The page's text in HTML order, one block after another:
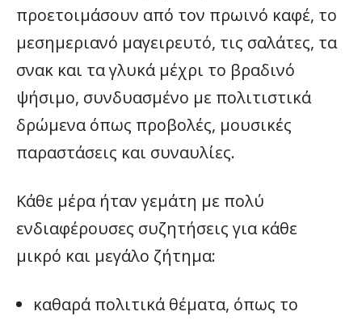
προετοιμάσουν από τον πρωινό καφέ, το
μεσημεριανό μαγειρευτό, τις σαλάτες, τα
σνακ και τα γλυκά μέχρι το βραδινό
ψήσιμο, συνδυασμένο με πολιτιστικά
δρώμενα όπως προβολές, μουσικές
παραστάσεις και συναυλίες.
Κάθε μέρα ήταν γεμάτη με πολύ
ενδιαφέρουσες συζητήσεις για κάθε
μικρό και μεγάλο ζήτημα:
καθαρά πολιτικά θέματα, όπως το